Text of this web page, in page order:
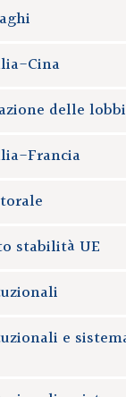
Cina
delle
Francia
stabilità UE
e